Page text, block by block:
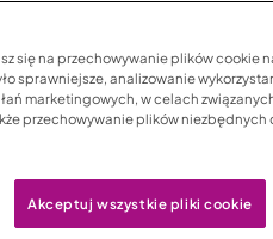
się na przechowywanie plików cookie
sprawniejsze, analizowanie
marketingowych, w celach
przechowywanie plików niezbędnych
Akceptuj wszystkie pliki cookie